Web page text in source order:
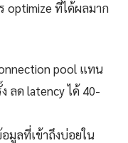
optimize ที่ได้ผลมาก
pool แทน
ลด latency ได้ 40-
มูลที่เข้าถึงบ่อยใน